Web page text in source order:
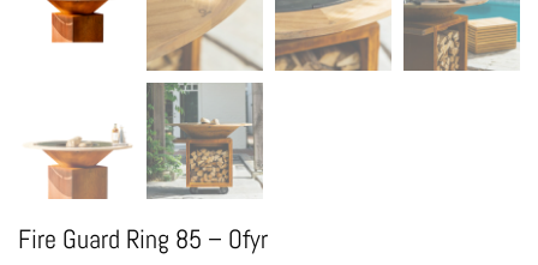
Fire Guard Ring 85 – Ofyr